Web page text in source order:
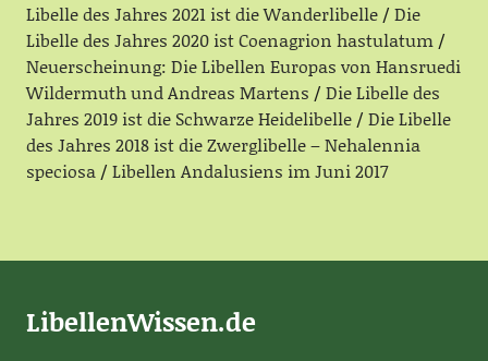
Libelle des Jahres 2021 ist die Wanderlibelle
Die
Libelle des Jahres 2020 ist Coenagrion hastulatum
Neuerscheinung: Die Libellen Europas von Hansruedi
Wildermuth und Andreas Martens
Die Libelle des
Jahres 2019 ist die Schwarze Heidelibelle
Die Libelle
des Jahres 2018 ist die Zwerglibelle – Nehalennia
speciosa
Libellen Andalusiens im Juni 2017
LibellenWissen.de